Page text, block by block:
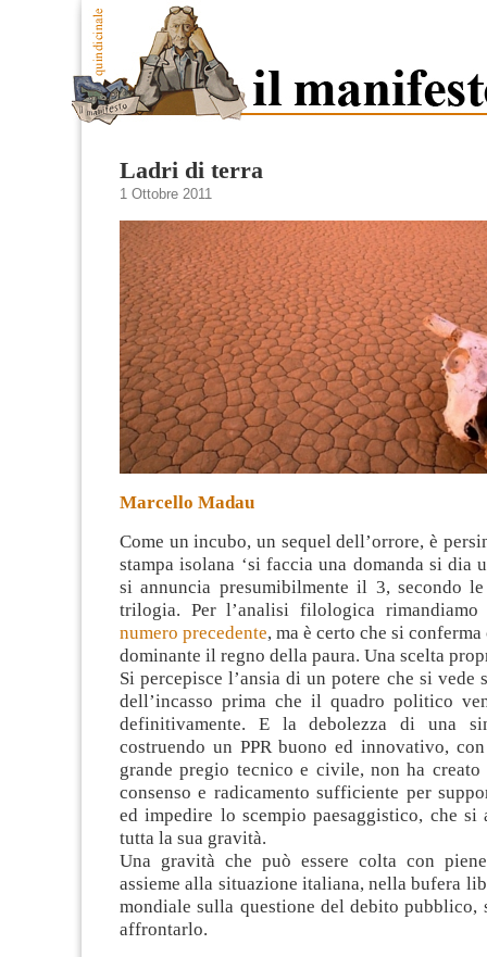
Ladri di terra
1 Ottobre 2011
Marcello Madau
Come un incubo, un sequel dell’orrore, è
stampa isolana ‘si faccia una domanda si dia
si annuncia presumibilmente il 3, secondo
trilogia. Per l’analisi filologica
numero precedente, ma è certo che si conferma
dominante il regno della paura. Una scelta
Si percepisce l’ansia di un potere che si vede
dell’incasso prima che il quadro politico
definitivamente. E la debolezza di una
costruendo un PPR buono ed innovativo,
grande pregio tecnico e civile, non ha creato
consenso e radicamento sufficiente per
ed impedire lo scempio paesaggistico, che si
tutta la sua gravità.
Una gravità che può essere colta con
assieme alla situazione italiana, nella bufera
mondiale sulla questione del debito pubblico,
affrontarlo.